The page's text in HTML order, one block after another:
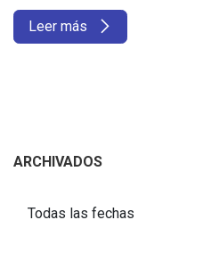
Leer más
ARCHIVADOS